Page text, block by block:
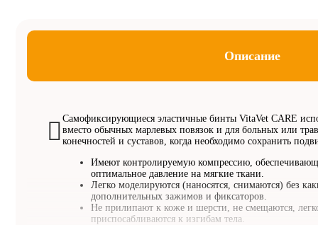
Описание
Самофиксирующиеся эластичные бинты VitaVet CARE
вместо обычных марлевых повязок и для больных или
конечностей и суставов, когда необходимо сохранить
Имеют контролируемую компрессию,
оптимальное давление на мягкие ткани.
Легко моделируются (наносятся, снимаются) без
дополнительных зажимов и фиксаторов.
Не прилипают к коже и шерсти, не смещаются,
приспосабливаются к изгибам тела.